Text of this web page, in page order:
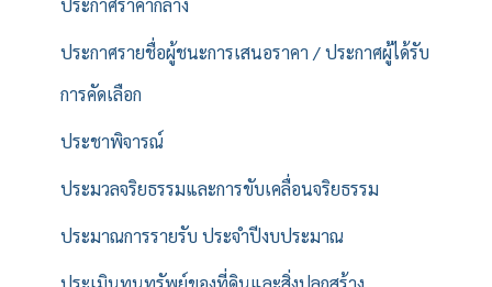
ประกาศราคากลาง
ประกาศรายชื่อผู้ชนะการเสนอราคา / ประกาศผู้ได้รับ
การคัดเลือก
ประชาพิจารณ์
ประมวลจริยธรรมและการขับเคลื่อนจริยธรรม
ประมาณการรายรับ ประจำปีงบประมาณ